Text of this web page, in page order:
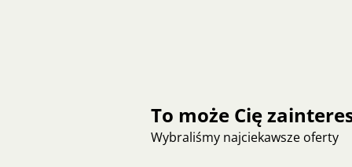
To może Cię
Wybraliśmy najciekawsze oferty